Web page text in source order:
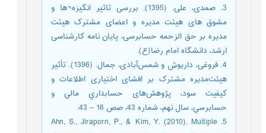
3. صمدی، علی. (1395). بررسی تاثیر انگیزه¬ها و
مشوق های هیئت مدیره و اعضای مشترک هیئت
مدیره بر حق الزحمه حسابرسی، پایان نامه کارشناسی
ارشد، دانشگاه امام رضا(ع).
4. فروغی، داریوش و شمس‌آبادی، جمال. (1396). تأثیر
هیئت‌مدیره مشترک بر افشای اختیاری اطلاعات و
کیفیت سود، پژوهش‌های حسابداري مالي و
حسابرسي، سال نهم، شماره 43، صص 16 – 43.
5. Ahn, S., Jiraporn, P., & Kim, Y. (2010). Multiple